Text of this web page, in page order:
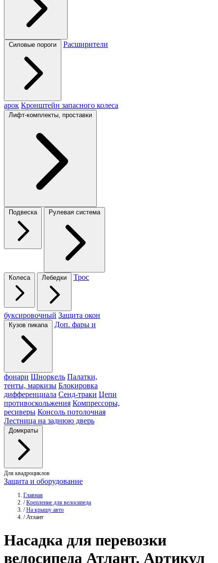
Силовые пороги Расширители
арок Кронштейн запасного колеса
Лифт-комплекты, проставки
Подвеска Рулевая система
Колеса Лебедки Трос
буксировочный Защита окон
Кузов пикапа Доп. фары и
фонари Шноркель Палатки,
тенты, маркизы Блокировка
дифференциала Сенд-траки Цепи
противоскольжения Компрессоры,
ресиверы Консоль потолочная
Лестница на заднюю дверь
Домкраты
Для квадроциклов
Защита и оборудование
Главная
/ Крепление для велосипеда
/ На крышу авто
/ Атлант
Насадка для перевозки
велосипеда Атлант. Артикул